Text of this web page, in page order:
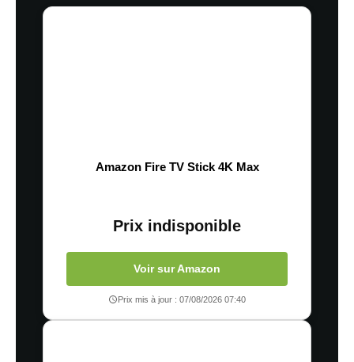
Amazon Fire TV Stick 4K Max
Prix indisponible
Voir sur Amazon
Prix mis à jour : 07/08/2026 07:40